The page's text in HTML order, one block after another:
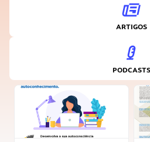
ARTIGOS
PODCASTS